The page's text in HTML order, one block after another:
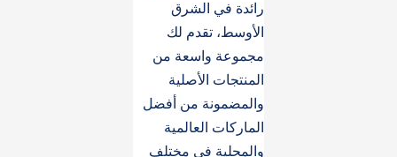
رائدة في الشرق
الأوسط، تقدم لك
مجموعة واسعة من
المنتجات الأصلية
والمضمونة من أفضل
الماركات العالمية
والمحلية في مختلف